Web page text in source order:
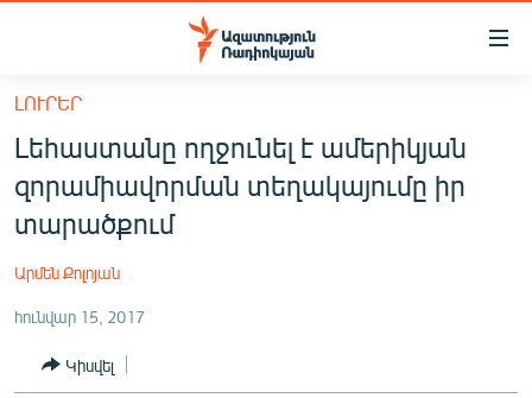
Մատչելիության
հիմնական
բովանդակությանը
հիմնական
մենյուին
ՔԱՂԱՔԱԿԱՆ
ՏՆՏԵՍՈՒԹՅՈՒՆ
ԼՈՒՐԵՐ
Լեհաստանը ողջունել է ամերիկյան
զորամիավորման տեղակայումը իր
տարածքում
Արմեն Քոլոյան
հունվար 15, 2017
Կիսվել